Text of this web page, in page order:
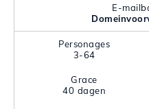
E-
Personages
3-64
Grace
40 dagen